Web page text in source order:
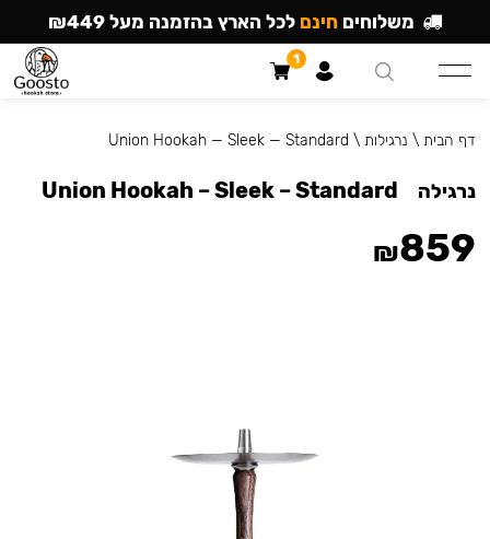
דף הבית \ נרגילות \
Union Hookah — Sleek — Standard
נרגילה Union Hookah – Sleek – Standard
₪859
משלוחים חינם לכל הארץ בהזמנה מעל ₪449
1